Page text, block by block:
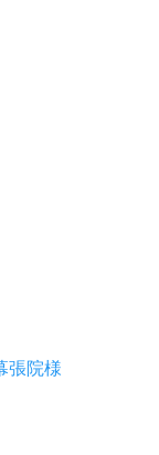
張院様